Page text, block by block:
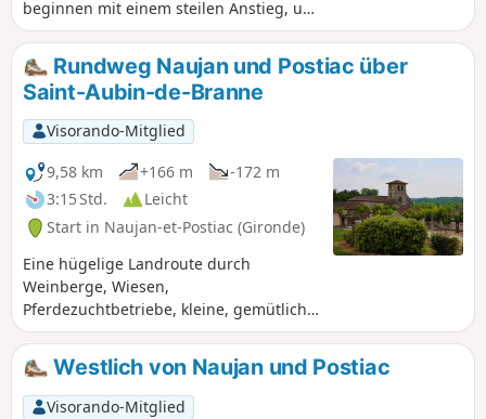
beginnen mit einem steilen Anstieg, um
dann auf dem Gipfel einen schönen
Blick auf das Tal der Dordogne und
Castillon-la-Bataille zu genießen. Die
Strecke führt durch Weinberge, Wälder
und Wiesen, es gibt wenig Asphalt. Sie
endet mit einem steilen Anstieg, der
jedoch weniger steil ist als der am
Anfang.
Rundweg Naujan und Postiac über
Saint-Aubin-de-Branne
Visorando-Mitglied
9,58 km
+166 m
-172 m
3:15 Std.
Leicht
Start in Naujan-et-Postiac (Gironde)
Eine hügelige Landroute durch
Weinberge, Wiesen,
Pferdezuchtbetriebe, kleine, gemütliche
Weiler und an einigen Schlössern
vorbei.Westlich von Naujan und Postiac
Visorando-Mitglied